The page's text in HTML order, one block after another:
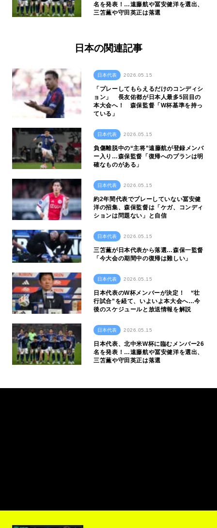
名を発表！…遠藤航や冨安健洋を選出、
三笘薫や守田英正は落選
日本の関連記事
日本代表 2026.05.15
「プレーしてもらえるだけのコンディシ
ョン」 長友佑都が日本人最多5回目の
本大会へ！ 森保監督「W杯基準を持っ
ている」
日本代表 2026.05.15
負傷離脱中の“主将”遠藤航が登録メンバ
ー入り…森保監督「復帰へのプランは明
確なものがある」
日本代表 2026.05.15
約2年間代表でプレーしていない冨安健
洋の招集、森保監督は「ケガ、コンディ
ションは問題ない」と自信
日本代表 2026.05.15
三笘薫が日本代表から落選…森保一監督
「今大会の期間中の復帰は難しい」
日本代表 2026.05.15
日本代表のW杯メンバーが決定！ “壮
行試合”を経て、いよいよ本大会へ…今
後のスケジュールと放送情報を解説
日本代表 2026.05.15
日本代表、北中米W杯に臨むメンバー26
名を発表！…遠藤航や冨安健洋を選出、
三笘薫や守田英正は落選